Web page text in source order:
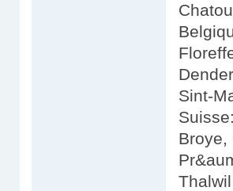
Sint-
Broye,